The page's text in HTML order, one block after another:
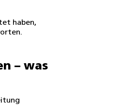
haben,
– was